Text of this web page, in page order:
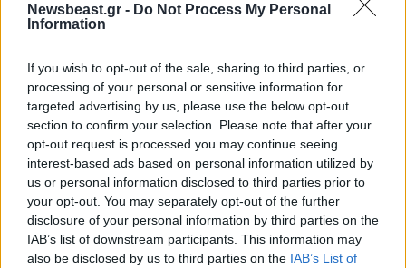
Newsbeast.gr - Do Not Process My Personal
Information
If you wish to opt-out of the sale, sharing to third parties, or
processing of your personal or sensitive information for
targeted advertising by us, please use the below opt-out
section to confirm your selection. Please note that after your
opt-out request is processed you may continue seeing
interest-based ads based on personal information utilized by
us or personal information disclosed to third parties prior to
your opt-out. You may separately opt-out of the further
disclosure of your personal information by third parties on the
IAB’s list of downstream participants. This information may
also be disclosed by us to third parties on the IAB’s List of